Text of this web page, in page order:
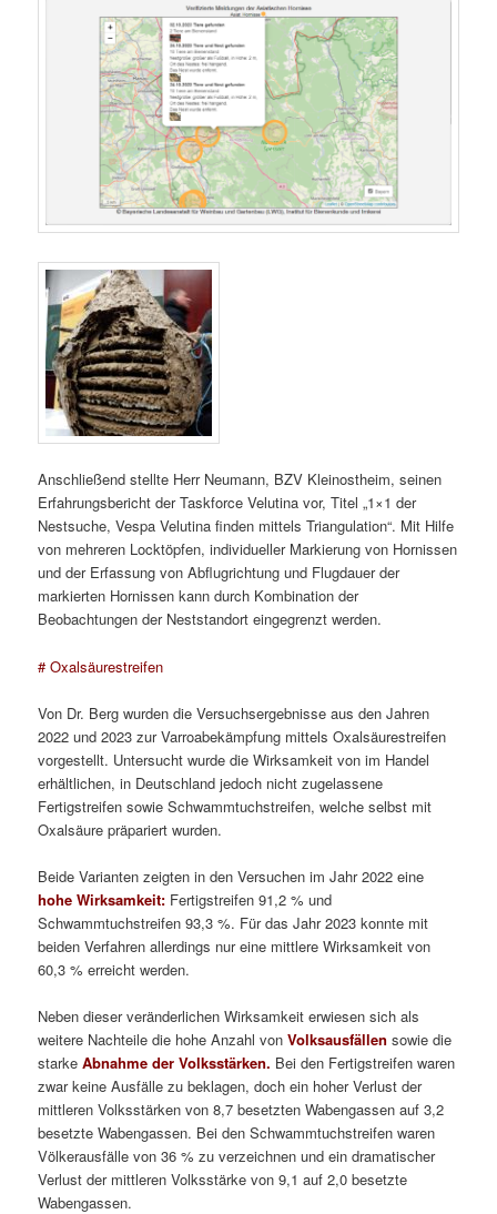
Anschließend stellte Herr Neumann, BZV Kleinostheim, seinen
Erfahrungsbericht der Taskforce Velutina vor, Titel „1×1 der
Nestsuche, Vespa Velutina finden mittels Triangulation“. Mit Hilfe
von mehreren Locktöpfen, individueller Markierung von Hornissen
und der Erfassung von Abflugrichtung und Flugdauer der
markierten Hornissen kann durch Kombination der
Beobachtungen der Neststandort eingegrenzt werden.
# Oxalsäurestreifen
Von Dr. Berg wurden die Versuchsergebnisse aus den Jahren
2022 und 2023 zur Varroabekämpfung mittels Oxalsäurestreifen
vorgestellt. Untersucht wurde die Wirksamkeit von im Handel
erhältlichen, in Deutschland jedoch nicht zugelassene
Fertigstreifen sowie Schwammtuchstreifen, welche selbst mit
Oxalsäure präpariert wurden.
Beide Varianten zeigten in den Versuchen im Jahr 2022 eine
hohe Wirksamkeit: Fertigstreifen 91,2 % und
Schwammtuchstreifen 93,3 %. Für das Jahr 2023 konnte mit
beiden Verfahren allerdings nur eine mittlere Wirksamkeit von
60,3 % erreicht werden.
Neben dieser veränderlichen Wirksamkeit erwiesen sich als
weitere Nachteile die hohe Anzahl vonVolksausfällen sowie die
starkeAbnahme der Volksstärken. Bei den Fertigstreifen waren
zwar keine Ausfälle zu beklagen, doch ein hoher Verlust der
mittleren Volksstärken von 8,7 besetzten Wabengassen auf 3,2
besetzte Wabengassen. Bei den Schwammtuchstreifen waren
Völkerausfälle von 36 % zu verzeichnen und ein dramatischer
Verlust der mittleren Volksstärke von 9,1 auf 2,0 besetzte
Wabengassen.